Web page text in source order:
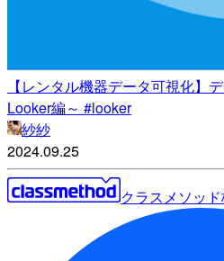
【レンタル機器データ可視化】
Looker編～ #looker
紗紗
2024.09.25
クラスメソッ